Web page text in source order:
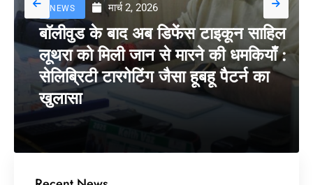
NEWS मार्च 2, 2026
बॉलीवुड के बाद अब डिफेंस टाइकून साहिल
लूथरा को मिली जान से मारने की धमकियाँ :
सेलिब्रिटी टारगेटिंग जैसा हूबहू पैटर्न का
खुलासा